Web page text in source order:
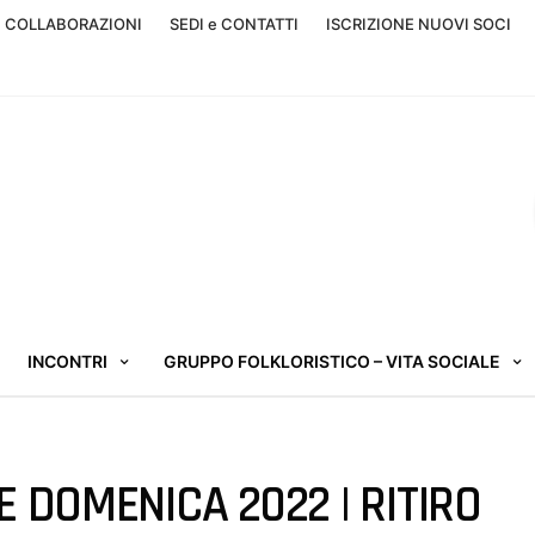
COLLABORAZIONI SEDI e CONTATTI ISCRIZIONE NUOVI SOCI
INCONTRI GRUPPO FOLKLORISTICO – VITA SOCIALE
DOMENICA 2022 | RITIRO